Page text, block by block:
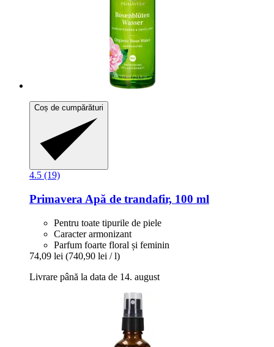
Coș de cumpărături
4.5 (19)
Primavera Apă de trandafir, 100 ml
Pentru toate tipurile de piele
Caracter armonizant
Parfum foarte floral și feminin
74,09 lei (740,90 lei / l)
Livrare până la data de 14. august